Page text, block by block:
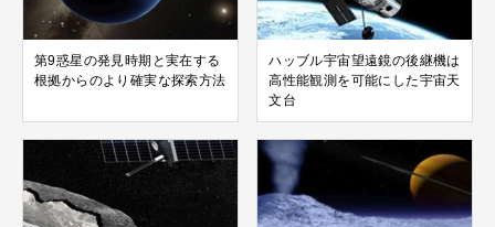
第9惑星の発見時期と実在する
根拠からのより確実な探索方法
ハッブル宇宙望遠鏡の後継機は
高性能観測を可能にした宇宙天
文台